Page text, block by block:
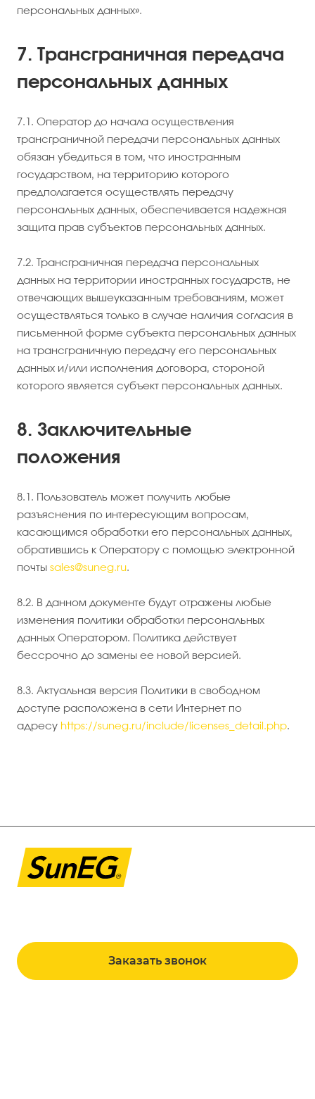
персональных данных».
7. Трансграничная передача
персональных данных
7.1. Оператор до начала осуществления
трансграничной передачи персональных данных
обязан убедиться в том, что иностранным
государством, на территорию которого
предполагается осуществлять передачу
персональных данных, обеспечивается надежная
защита прав субъектов персональных данных.
7.2. Трансграничная передача персональных
данных на территории иностранных государств, не
отвечающих вышеуказанным требованиям, может
осуществляться только в случае наличия согласия в
письменной форме субъекта персональных данных
на трансграничную передачу его персональных
данных и/или исполнения договора, стороной
которого является субъект персональных данных.
8. Заключительные
положения
8.1. Пользователь может получить любые
разъяснения по интересующим вопросам,
касающимся обработки его персональных данных,
обратившись к Оператору с помощью электронной
почты sales@suneg.ru.
8.2. В данном документе будут отражены любые
изменения политики обработки персональных
данных Оператором. Политика действует
бессрочно до замены ее новой версией.
8.3. Актуальная версия Политики в свободном
доступе расположена в сети Интернет по
адресу https://suneg.ru/include/licenses_detail.php.
Заказать звонок